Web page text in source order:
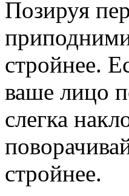
Позируя
стройнее.
ваше лицо
слегка
стройнее.